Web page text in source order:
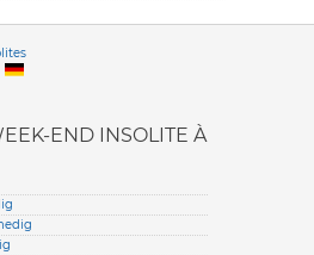
END INSOLITE À